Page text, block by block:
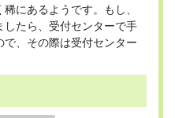
にあるようです。もし、
たら、受付センターで手
、その際は受付センター